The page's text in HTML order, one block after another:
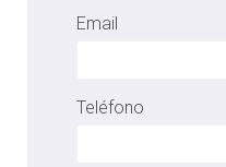
Email
Teléfono